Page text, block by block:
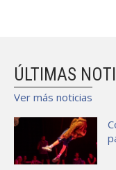
ÚLTIMAS
Ver más noticias